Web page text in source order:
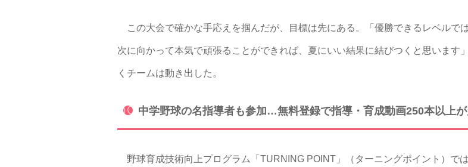
この大会で確かな手応えを掴んだが、目標は先にある。「優勝できるレベルで
次に向かって本気で頑張ることができれば、夏にいい結果に結びつくと思います
くチームは動き出した。
中学野球の名指導者も参加…無料登録で指導・育成動画250本以上
野球育成技術向上プログラム「TURNING POINT」（ターニングポイント）で